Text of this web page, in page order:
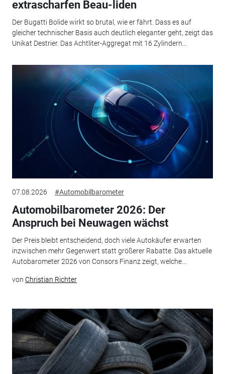
extrascharfen Beau-liden
Der Bugatti Bolide wirkt so brutal, wie er fährt. Dass es auf
gleicher technischer Basis auch deutlich eleganter geht, zeigt das
Unikat Destrier. Das Achtliter-Aggregat mit 16 Zylindern...
07.08.2026 #Automobilbarometer
Automobilbarometer 2026: Der
Anspruch bei Neuwagen wächst
Der Preis bleibt entscheidend, doch viele Autokäufer erwarten
inzwischen mehr Gegenwert statt größerer Rabatte. Das aktuelle
Autobarometer 2026 von Consors Finanz zeigt, welche...
von Christian Richter